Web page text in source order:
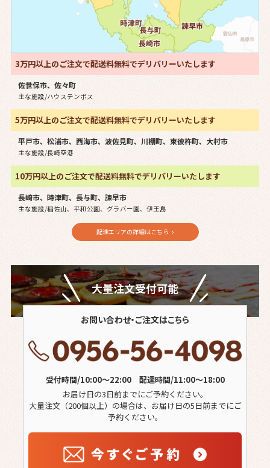
3万円以上のご注文で配送料無料でデリバリーいたします
佐世保市、佐々町
主な施設/ハウステンボス
5万円以上のご注文で配送料無料でデリバリーいたします
平戸市、松浦市、西海市、波佐見町、川棚町、東彼杵町、大村市
主な施設/長崎空港
10万円以上のご注文で配送料無料でデリバリーいたします
長崎市、時津町、長与町、諫早市
主な施設/稲佐山、平和公園、グラバー園、伊王島
配達エリアの詳細はこちら
大量注文受付可能
お問い合わせ・ご注文はこちら
受付時間/10:00～22:00 配達時間/11:00～18:00
お届け日の3日前までにご予約ください。
大量注文（200個以上）の場合は、お届け日の5日前までにご
予約ください。